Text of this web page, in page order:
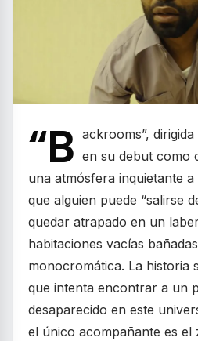
“B ackrooms”,
en su debut como
una atmósfera inquietante
que alguien puede “salirse
quedar atrapado en un
habitaciones vacías
monocromática. La historia
que intenta encontrar a un
desaparecido en este
el único acompañante es el